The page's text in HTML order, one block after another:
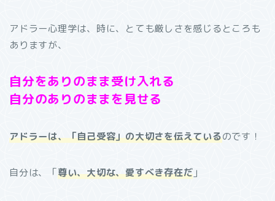
アドラー心理学は、時に、とても厳しさを感じるところも
ありますが、
自分をありのまま受け入れる
自分のありのままを見せる
アドラーは、「自己受容」の大切さを伝えているのです！
自分は、「尊い、大切な、愛すべき存在だ 」